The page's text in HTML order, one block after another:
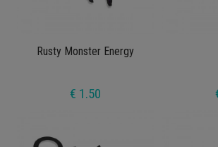
Rusty Monster Energy
€ 1.50